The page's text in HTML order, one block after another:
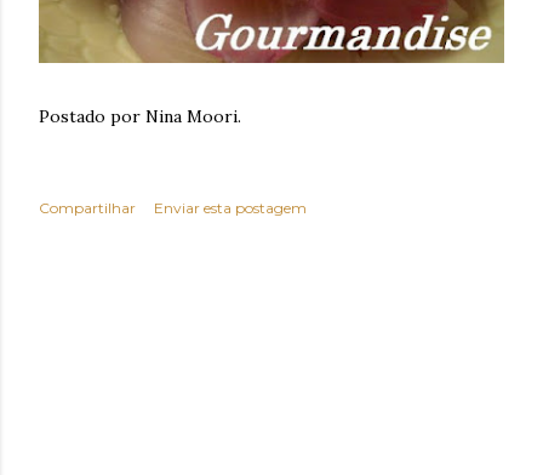
Postado por Nina Moori.
Compartilhar Enviar esta postagem